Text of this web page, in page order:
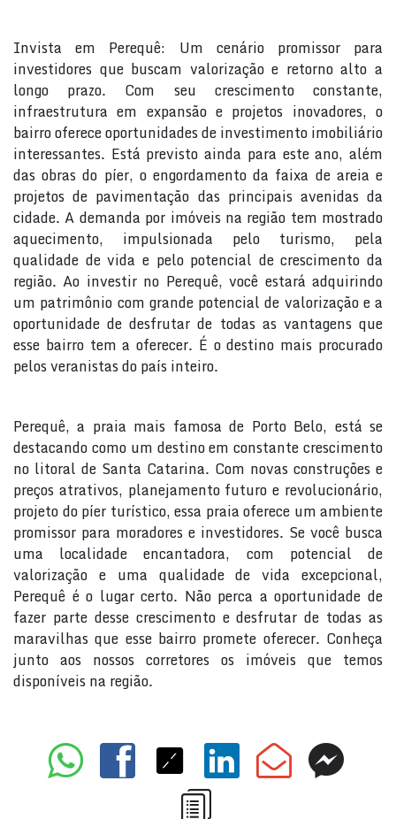
Invista em Perequê: Um cenário promissor para
investidores que buscam valorização e retorno alto a
longo prazo. Com seu crescimento constante,
infraestrutura em expansão e projetos inovadores, o
bairro oferece oportunidades de investimento imobiliário
interessantes. Está previsto ainda para este ano, além
das obras do píer, o engordamento da faixa de areia e
projetos de pavimentação das principais avenidas da
cidade. A demanda por imóveis na região tem mostrado
aquecimento, impulsionada pelo turismo, pela
qualidade de vida e pelo potencial de crescimento da
região. Ao investir no Perequê, você estará adquirindo
um patrimônio com grande potencial de valorização e a
oportunidade de desfrutar de todas as vantagens que
esse bairro tem a oferecer. É o destino mais procurado
pelos veranistas do país inteiro.
Perequê, a praia mais famosa de Porto Belo, está se
destacando como um destino em constante crescimento
no litoral de Santa Catarina. Com novas construções e
preços atrativos, planejamento futuro e revolucionário,
projeto do píer turístico, essa praia oferece um ambiente
promissor para moradores e investidores. Se você busca
uma localidade encantadora, com potencial de
valorização e uma qualidade de vida excepcional,
Perequê é o lugar certo. Não perca a oportunidade de
fazer parte desse crescimento e desfrutar de todas as
maravilhas que esse bairro promete oferecer. Conheça
junto aos nossos corretores os imóveis que temos
disponíveis na região.